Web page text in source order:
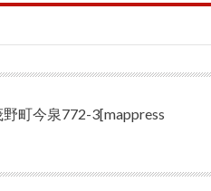
野町今泉772-3[mappress